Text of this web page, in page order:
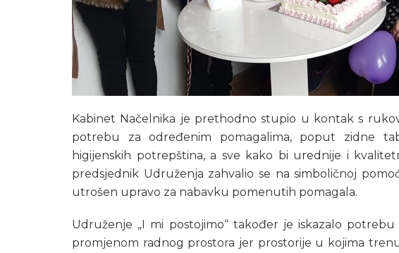
Kabinet Načelnika je prethodno stupio u kontak s
potrebu za određenim pomagalima, poput zidne
higijenskih potrepština, a sve kako bi urednije i
predsjednik Udruženja zahvalio se na simboličnoj
utrošen upravo za nabavku pomenutih pomagala.
Udruženje „I mi postojimo“ također je iskazalo
promjenom radnog prostora jer prostorije u kojima